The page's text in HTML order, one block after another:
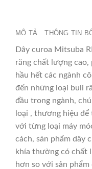
MÔ TẢ THÔNG TIN
Dây curoa Mitsuba
răng chất lượng
hầu hết các ngành
đến những loại buli
đầu trong ngành,
loại , thương hiệu
với từng loại máy
cách, sản phẩm dây
khía thường có chất
hơn so với sản